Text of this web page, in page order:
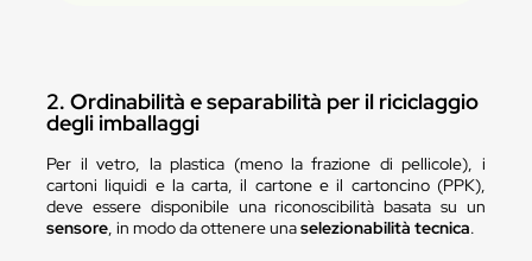
2. Ordinabilità e separabilità per il riciclaggio
degli imballaggi
Per il vetro, la plastica (meno la frazione di pellicole), i
cartoni liquidi e la carta, il cartone e il cartoncino (PPK),
deve essere disponibile una riconoscibilità basata su un
sensore, in modo da ottenere unaselezionabilità tecnica.